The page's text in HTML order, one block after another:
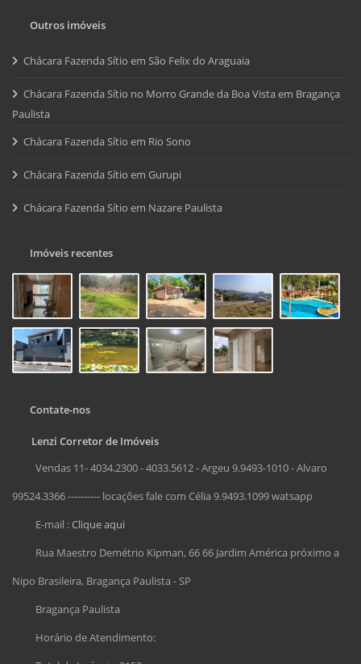
Outros imóveis
Chácara Fazenda Sítio em São Felix do Araguaia
Chácara Fazenda Sítio no Morro Grande da Boa Vista em Bragança
Paulista
Chácara Fazenda Sítio em Rio Sono
Chácara Fazenda Sítio em Gurupi
Chácara Fazenda Sítio em Nazare Paulista
Imóveis recentes
Contate-nos
Lenzi Corretor de Imóveis
Vendas 11- 4034.2300 - 4033.5612 - Argeu 9.9493-1010 - Alvaro
99524.3366 ---------- locações fale com Célia 9.9493.1099 watsapp
E-mail :Clique aqui
Rua Maestro Demétrio Kipman, 66 66 Jardim América próximo a
Nipo Brasileira, Bragança Paulista - SP
Bragança Paulista
Horário de Atendimento: